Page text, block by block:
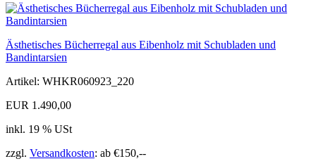
Ästhetisches Bücherregal aus Eibenholz mit Schubladen und
Bandintarsien
Artikel: WHKR060923_220
EUR 1.490,00
inkl. 19 % USt
zzgl. Versandkosten: ab €150,--